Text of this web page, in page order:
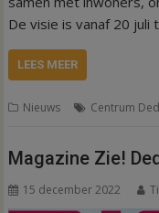
De visie is vanaf 20 juli
LEES MEER
Nieuws Centrum
Magazine Zie!
15 december 2022